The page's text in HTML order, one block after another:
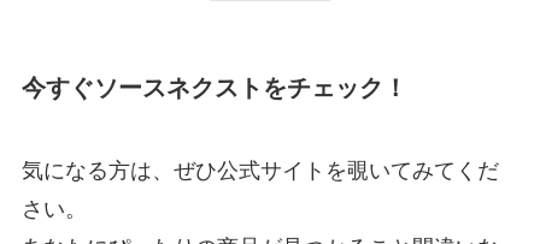
今すぐソースネクストをチェック！
気になる方は、ぜひ公式サイトを覗いてみてくだ
さい。